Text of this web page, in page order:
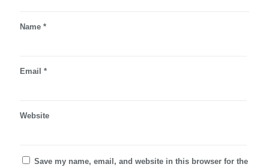
Name *
Email *
Website
Save my name, email, and website in this browser for the